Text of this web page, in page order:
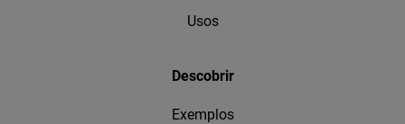
Usos
Descobrir
Exemplos